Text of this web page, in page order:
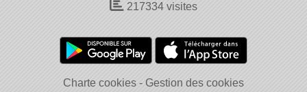
217334 visites
Charte cookies
Gestion des cookies